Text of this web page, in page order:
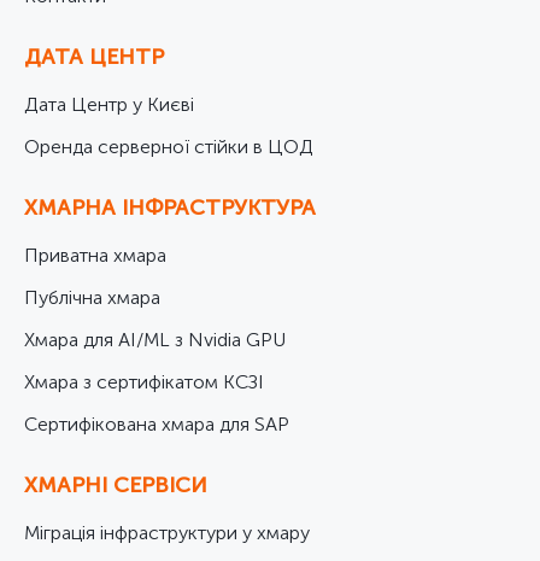
ДАТА ЦЕНТР
Дата Центр у Києві
Оренда серверної стійки в ЦОД
ХМАРНА ІНФРАСТРУКТУРА
Приватна хмара
Публічна хмара
Хмара для AI/ML з Nvidia GPU
Хмара з сертифікатом КСЗІ
Cертифікована хмара для SAP
ХМАРНІ СЕРВІСИ
Міграція інфраструктури у хмару